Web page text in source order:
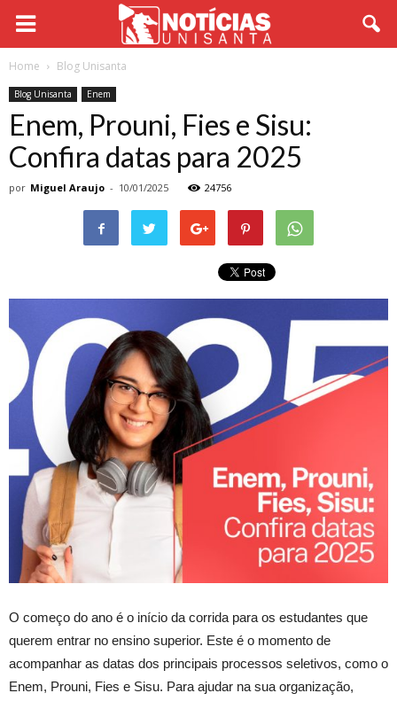
Home Blog Unisanta
Blog Unisanta Enem
Enem, Prouni, Fies e Sisu:
Confira datas para 2025
por Miguel Araujo - 10/01/2025 24756
O começo do ano é o início da corrida para os estudantes que
querem entrar no ensino superior. Este é o momento de
acompanhar as datas dos principais processos seletivos, como o
Enem, Prouni, Fies e Sisu. Para ajudar na sua organização,